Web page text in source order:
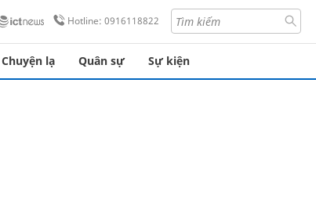
Hotline: 0916118822
Chuyện lạ Quân sự Sự kiện